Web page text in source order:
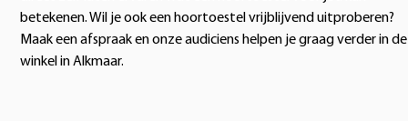
betekenen. Wil je ook een hoortoestel vrijblijvend uitproberen?
Maak een afspraak en onze audiciens helpen je graag verder in de
winkel in Alkmaar.